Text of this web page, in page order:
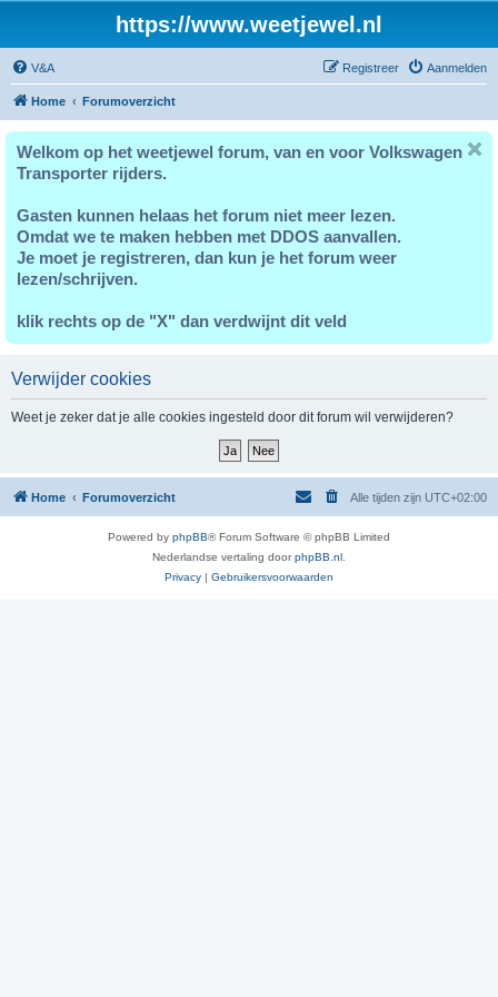
https://www.weetjewel.nl
V&A Aanmelden
Registreer
Home Forumoverzicht
Welkom op het weetjewel forum, van en voor Volkswagen
Transporter rijders.
Gasten kunnen helaas het forum niet meer lezen.
Omdat we te maken hebben met DDOS aanvallen.
Je moet je registreren, dan kun je het forum weer
lezen/schrijven.
klik rechts op de "X" dan verdwijnt dit veld
Verwijder cookies
Weet je zeker dat je alle cookies ingesteld door dit forum wil verwijderen?
Home Forumoverzicht Alle tijden zijn UTC+02:00
Powered by phpBB® Forum Software © phpBB Limited
Nederlandse vertaling doorphpBB.nl
Privacy | Gebruikersvoorwaarden